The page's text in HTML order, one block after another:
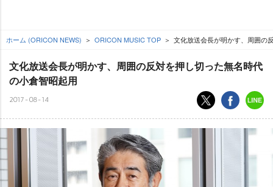
ホーム (ORICON NEWS) ORICON MUSIC TOP 文化放送会長が明かす、周囲の
文化放送会長が明かす、周囲の反対を押し切った無名時代
の小倉智昭起用
2017-08-14